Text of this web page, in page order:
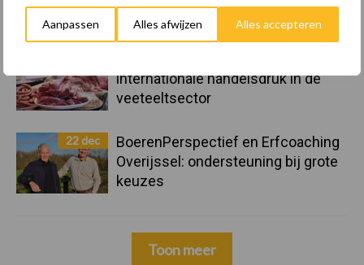
Aanpassen Alles afwijzen Alles accepteren
internationale handelsdruk in de
veeteeltsector
22 dec
BoerenPerspectief en Erfcoaching
Overijssel: ondersteuning bij grote
keuzes
Toon meer